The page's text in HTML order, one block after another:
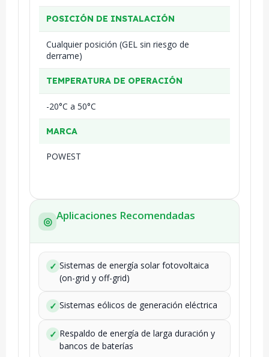
POSICIÓN DE INSTALACIÓN
Cualquier posición (GEL sin riesgo de
derrame)
TEMPERATURA DE OPERACIÓN
-20°C a 50°C
MARCA
POWEST
◎ Aplicaciones Recomendadas
✓ Sistemas de energía solar fotovoltaica
(on-grid y off-grid)
✓ Sistemas eólicos de generación eléctrica
✓ Respaldo de energía de larga duración y
bancos de baterías